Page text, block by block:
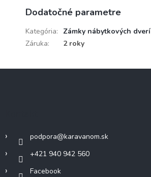
Dodatočné parametre
Kategória:
Zámky nábytkových
Záruka: 2 roky
podpora@karavanom.sk
+421 940 942 560
Facebook